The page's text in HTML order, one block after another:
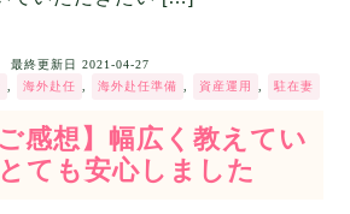
最終更新日 2021-04-27
海外赴任 海外赴任準備 資産運用 駐在妻
感想】幅広く教えてい
ても安心しました